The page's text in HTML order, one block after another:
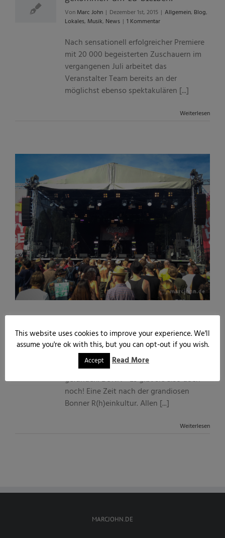
Von Marc John | Dezember 1st, 2015 | Allgemein, Blog,
Lokales, Musik, News | 1 Kommentar
Nach sensationell erfolgreicher Premiere
mit 20 000 begeisterten Zuschauern im
vergangenen Juli arbeitet das
Veranstalter Team bereits an der
möglichst ebenso spektakulären [...]
Weiterlesen
17
VonMarc John | Juli 17th, 2015 | Allgemein,Blog,
Lokales,Musik, News | 1 Kommentar
Die R(h)einkultur hat Ihren Nachfolger
gefunden. BONN - Es gibt sie also doch
noch! Eine Zeit nach der grandiosen
Bonner R(h)einkultur. Allen [...]
Weiterlesen
MARCJOHN.DE
This website uses cookies to improve your experience. We'll
assume you're ok with this, but you can opt-out if you wish.
Accept Read More